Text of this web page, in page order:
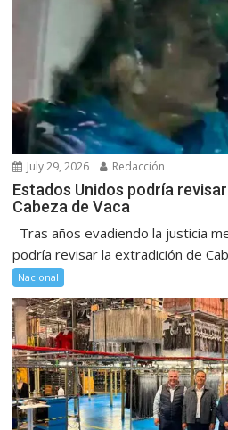
July 29, 2026 Redacción
Estados Unidos podría
Cabeza de Vaca
Tras años evadiendo la justicia
podría revisar la extradición de
Nacional